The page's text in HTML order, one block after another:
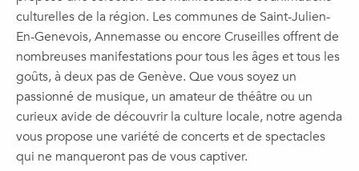
culturelles de la région. Les communes de Saint-Julien-
En-Genevois, Annemasse ou encore Cruseilles offrent de
nombreuses manifestations pour tous les âges et tous les
goûts, à deux pas de Genève. Que vous soyez un
passionné de musique, un amateur de théâtre ou un
curieux avide de découvrir la culture locale, notre agenda
vous propose une variété de concerts et de spectacles
qui ne manqueront pas de vous captiver.